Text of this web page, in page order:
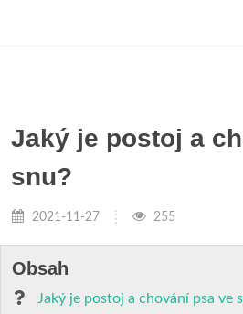
Jaký je postoj a
snu?
2021-11-27 255
Obsah
Jaký je postoj a chování psa ve